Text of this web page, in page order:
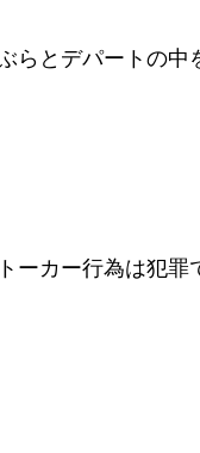
らとデパートの中
ーカー行為は犯罪